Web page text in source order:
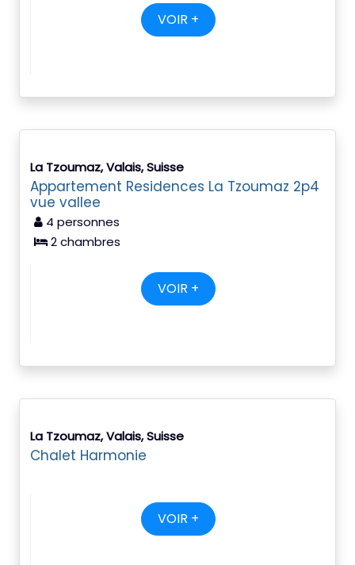
VOIR +
La Tzoumaz, Valais, Suisse
Appartement Residences La Tzoumaz 2p4
vue vallee
4 personnes
2 chambres
VOIR +
La Tzoumaz, Valais, Suisse
Chalet Harmonie
VOIR +